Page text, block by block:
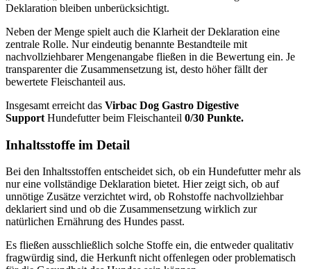
Deklaration bleiben unberücksichtigt.
Neben der Menge spielt auch die Klarheit der Deklaration eine
zentrale Rolle. Nur eindeutig benannte Bestandteile mit
nachvollziehbarer Mengenangabe fließen in die Bewertung ein. Je
transparenter die Zusammensetzung ist, desto höher fällt der
bewertete Fleischanteil aus.
Insgesamt erreicht das Virbac Dog Gastro Digestive
Support Hundefutter beim Fleischanteil 0/30 Punkte.
Inhaltsstoffe im Detail
Bei den Inhaltsstoffen entscheidet sich, ob ein Hundefutter mehr als
nur eine vollständige Deklaration bietet. Hier zeigt sich, ob auf
unnötige Zusätze verzichtet wird, ob Rohstoffe nachvollziehbar
deklariert sind und ob die Zusammensetzung wirklich zur
natürlichen Ernährung des Hundes passt.
Es fließen ausschließlich solche Stoffe ein, die entweder qualitativ
fragwürdig sind, die Herkunft nicht offenlegen oder problematisch